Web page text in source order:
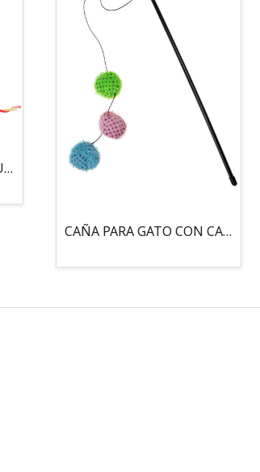
MOUSE LOCO 5,5 CM - TUBO
CAÑA PARA GATO CON CASCABEL, 3 PELOTAS CON CATNIP